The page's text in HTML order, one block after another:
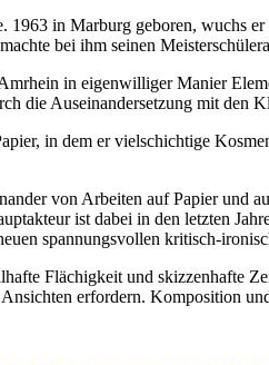
1963 in Marburg geboren,
bei ihm seinen
in eigenwilliger Manier
die Auseinandersetzung mit den
in dem er vielschichtige
von Arbeiten auf Papier
ist dabei in den letzten
spannungsvollen kritisch-
Flächigkeit und
erfordern. Komposition